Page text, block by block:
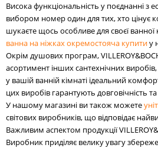
Висока функціональність у поєднанні з
вибором номер один для тих, хто цінує
шукаєте щось особливе для своєї ванної
ванна на ніжках окремостояча купитиу
Окрім душових програм,
асортимент інших сантехнічних
у вашій ванній кімнаті ідеальний
цих виробів гарантують довговічність
У нашому магазині ви також можете
світових виробників, що відповідає
Важливим аспектом продукції
Виробник приділяє велику увагу